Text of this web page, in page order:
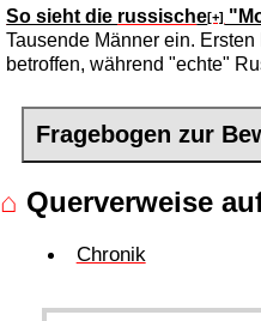
So sieht die russische[+]
Tausende Männer ein.
betroffen, während "echte"
Fragebogen zur
⌂ Querverweise
Chronik